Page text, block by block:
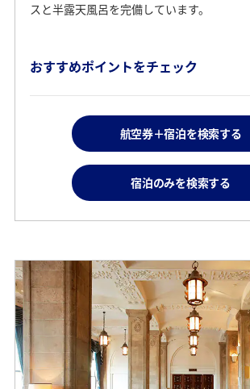
スと半露天風呂を完備しています。
おすすめポイントをチェック
航空券＋宿泊を検索する
宿泊のみを検索する